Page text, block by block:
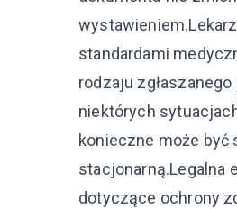
standardami
rodzaju
niektórych
konieczne może być
stacjonarną.Legalna
dotyczące ochrony